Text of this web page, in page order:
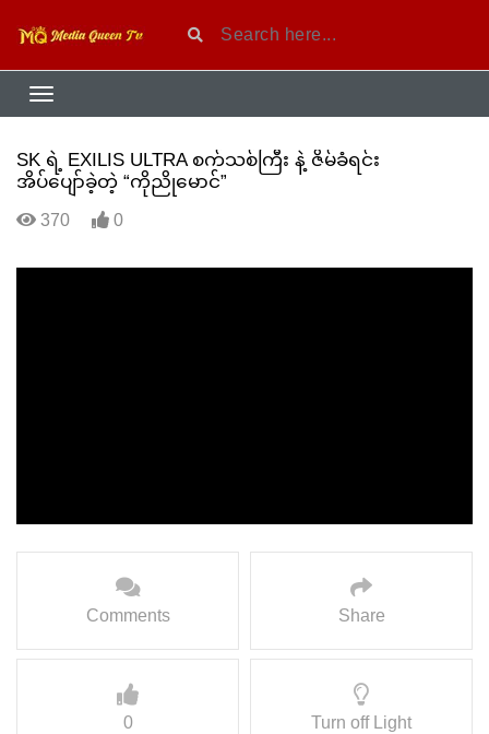
SK ရဲ့ EXILIS ULTRA စက်သစ်ကြီး နဲ့ ဇိမ်ခံရင်း
အိပ်ပျော်ခဲ့တဲ့ “ကိုညိုမောင်”
370 0
Comments Share
0 Turn off Light